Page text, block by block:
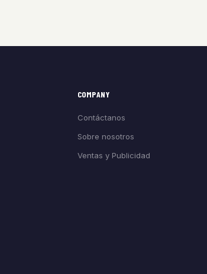
COMPANY
Contáctanos
Sobre nosotros
Ventas y Publicidad